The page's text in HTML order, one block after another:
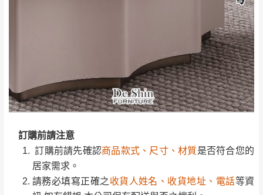
訂購前請注意
訂購前請先確認商品款式、尺寸、材質是否符合您的
居家需求。
請務必填寫正確之 收貨人姓名、收貨地址、電話等資
訂購前請先確認 商品款式、尺寸、材質是否符合您的
居家需求。
請務必填寫正確之收貨人姓名、收貨地址、電話等資
商品顏色可能會因
及個人觀感等因素,造成實品與網頁上有所差異,此並非
瑕疵,請以實際收到之商品顏色為準,敬請見諒。
此販售商品不含情境圖內之擺設物品， 以品名和文案
台北市、新北市地區固定每周(三)、(日)兩天收送貨
彰化、南投、雲林、嘉義、台南、高
雄、屏東、宜蘭、 花蓮、台東、金門、馬祖、澎湖地區
（可於LINE線上詢問 →@dershin）
加收說明
皆由本站負責，所有退回及換貨之商品必須
是全新狀態且完整包裝，床墊、床包、枕頭
類產品需為未拆封狀態(請保持商品、附件、
包裝、廠商紙及所有附隨文件或資料之完整
性)，若未依照上述方式處理，恕無法接受退
貨。
由於透過電腦螢幕選購商品，可能會因個人
際商品的顏色、質感稍有不同，如因此而需
退換貨，需自付來回運費及人資成本，請您
訂購前詳加確認。(包含商品尺寸是否合適)。
訂購前請確認商品尺寸，大型物件因為人工